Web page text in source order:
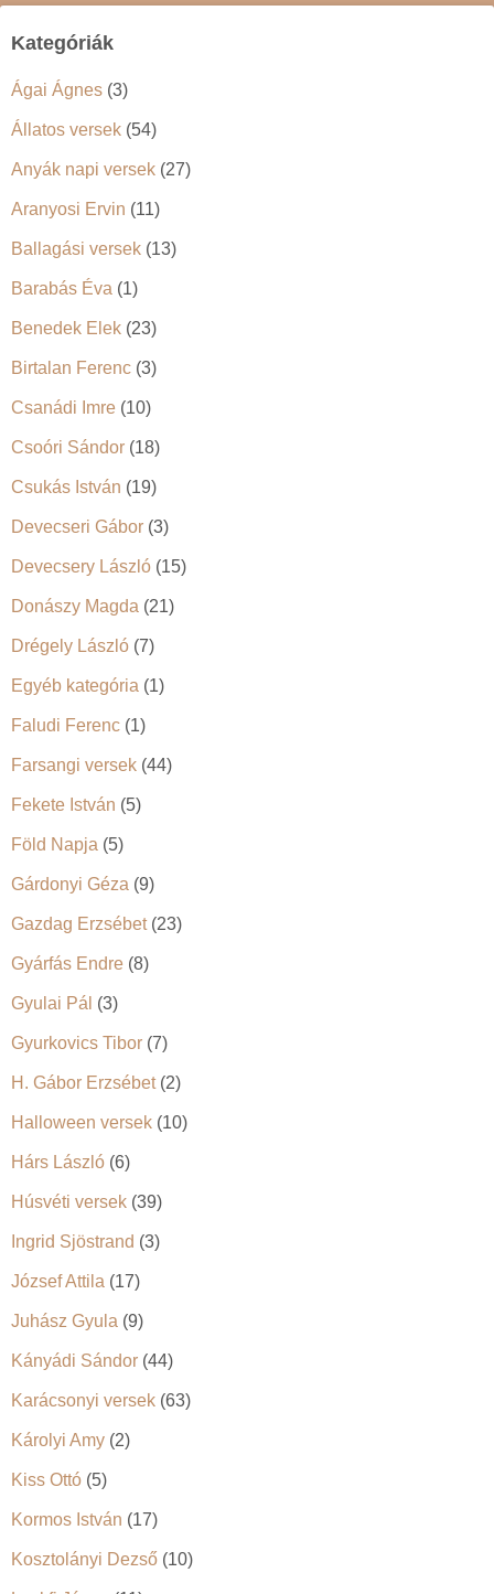
Kategóriák
Ágai Ágnes (3)
Állatos versek (54)
Anyák napi versek (27)
Aranyosi Ervin (11)
Ballagási versek (13)
Barabás Éva (1)
Benedek Elek (23)
Birtalan Ferenc (3)
Csanádi Imre (10)
Csoóri Sándor (18)
Csukás István (19)
Devecseri Gábor (3)
Devecsery László (15)
Donászy Magda (21)
Drégely László (7)
Egyéb kategória (1)
Faludi Ferenc (1)
Farsangi versek (44)
Fekete István (5)
Föld Napja (5)
Gárdonyi Géza (9)
Gazdag Erzsébet(23)
Gyárfás Endre (8)
Gyulai Pál (3)
Gyurkovics Tibor (7)
H. Gábor Erzsébet(2)
Halloween versek (10)
Hárs László (6)
Húsvéti versek (39)
Ingrid Sjöstrand (3)
József Attila (17)
Juhász Gyula (9)
Kányádi Sándor (44)
Karácsonyi versek (63)
Károlyi Amy (2)
Kiss Ottó (5)
Kormos István (17)
Kosztolányi Dezső (10)